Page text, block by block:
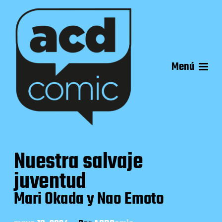
Menú
Nuestra salvaje
juventud
Mari Okada y Nao Emoto